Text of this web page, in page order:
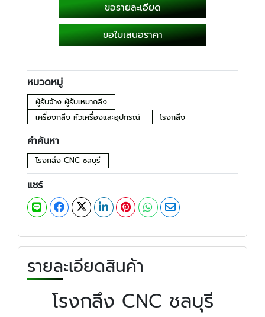
ขอรายละเอียด
ขอใบเสนอราคา
หมวดหมู่
ผู้รับจ้าง ผู้รับเหมากลึง
เครื่องกลึง หัวเครื่องและอุปกรณ์
โรงกลึง
คำค้นหา
โรงกลึง CNC ชลบุรี
แชร์
รายละเอียดสินค้า
โรงกลึง CNC ชลบุรี